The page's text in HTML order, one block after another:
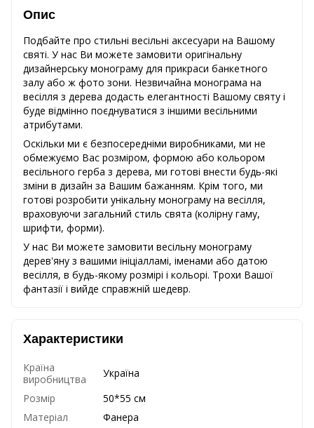
Опис
Подбайте про стильні весільні аксесуари на Вашому
святі. У нас Ви можете замовити оригінальну
дизайнерську монограму для прикраси банкетного
залу або ж фото зони. Незвичайна монограма на
весілля з дерева додасть елегантності Вашому святу і
буде відмінно поєднуватися з іншими весільними
атрибутами.
Оскільки ми є безпосередніми виробниками, ми не
обмежуємо Вас розміром, формою або кольором
весільного герба з дерева, ми готові внести будь-які
зміни в дизайн за Вашим бажанням. Крім того, ми
готові розробити унікальну монограму на весілля,
враховуючи загальний стиль свята (колірну гаму,
шрифти, форми).
У нас Ви можете замовити весільну монограму
дерев'яну з вашими ініціалламі, іменами або датою
весілля, в будь-якому розмірі і кольорі. Трохи Вашої
фантазії і вийде справжній шедевр.
Характеристики
Країна
виробництва
Україна
Розмір
50*55 см
Матеріал
Фанера